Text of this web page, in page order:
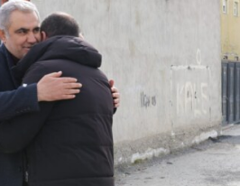
Facebook
Instagram